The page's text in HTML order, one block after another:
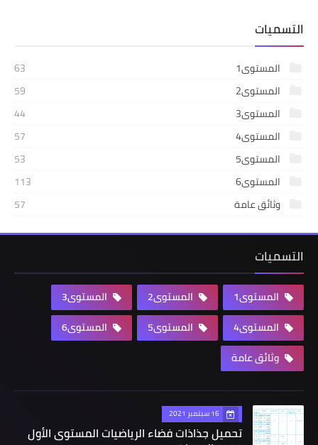
التسميات
المستوى1
63
المستوى2
59
المستوى3
44
المستوى4
57
المستوى5
53
المستوى6
113
وثائق عامة
57
التسميات
المستوى1 المستوى2
المستوى3
المستوى4
المستوى5
المستوى6
وثائق عامة
16 سبتمبر 2021
تحميل جذاذات فضاء الرياضيات المستوى الأول